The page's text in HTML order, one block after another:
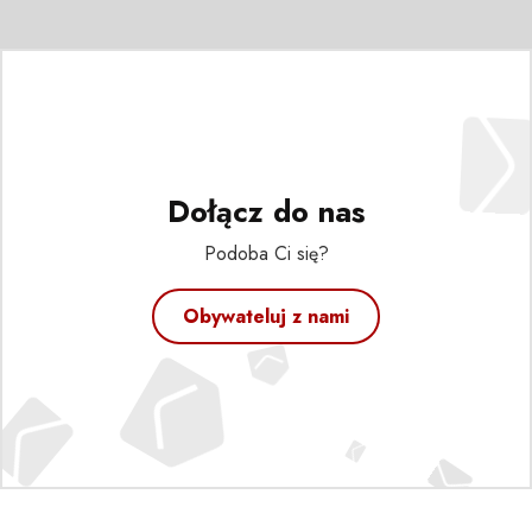
Dołącz do nas
Podoba Ci się?
Obywateluj z nami